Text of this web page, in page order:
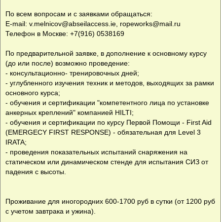
По всем вопросам и с заявками обращаться:
E-mail: v.melnicov@abseilaccess.ie ropeworks@mail.ru
Телефон в Москве: +7(916) 0538169
По предварительной заявке, в дополнение к основному курсу
(до или после) возможно проведение:
- консультационно- тренировочных дней;
- углубленного изучения техник и методов, выходящих за рамки
основного курса;
- обучения и сертификации "компетентного лица по установке
анкерных креплений" компанией HILTI;
- обучения и сертификации по курсу Первой Помощи - First Aid
(EMERGECY FIRST RESPONSE) - обязательная для Level 3
IRATA;
- проведения показательных испытаний снаряжения на
статическом или динамическом стенде для испытания СИЗ от
падения с высоты.
Проживание для иногородних 600-1700 руб в сутки (от 1200 руб
с учетом завтрака и ужина).